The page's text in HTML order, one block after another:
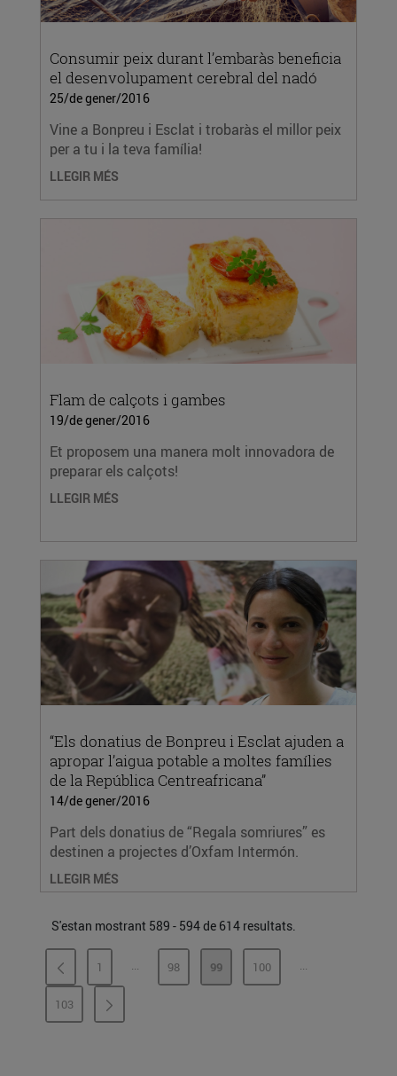
Consumir peix durant l’embaràs beneficia
el desenvolupament cerebral del nadó
25/de gener/2016
Vine a Bonpreu i Esclat i trobaràs el millor peix
per a tu i la teva família!
LLEGIR MÉS
Flam de calçots i gambes
19/de gener/2016
Et proposem una manera molt innovadora de
preparar els calçots!
LLEGIR MÉS
“Els donatius de Bonpreu i Esclat ajuden a
apropar l’aigua potable a moltes famílies
de la República Centreafricana”
14/de gener/2016
Part dels donatius de “Regala somriures” es
destinen a projectes d’Oxfam Intermón.
LLEGIR MÉS
S'estan mostrant 589 - 594 de 614 resultats.
PÀGINA
1 ...PÀGINES INTERMÈDIES
PÀGINA
98 PÀGINA
99 PÀGINA
100 ...PÀGINES
PÀGINA
103